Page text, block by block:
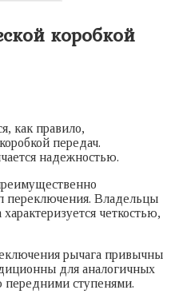
коробкой
как правило,
передач.
надежностью.
переключения. Владельцы
четкостью,
рычага привычны
для аналогичных
передними ступенями.